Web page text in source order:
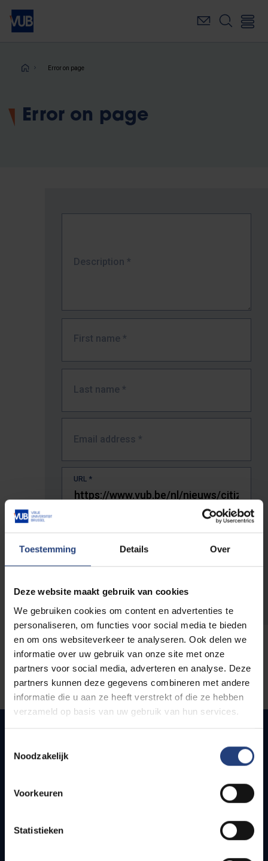
Toestemming Details Over
Deze website maakt gebruik van cookies
We gebruiken cookies om content en advertenties te
personaliseren, om functies voor social media te bieden
en om ons websiteverkeer te analyseren. Ook delen we
informatie over uw gebruik van onze site met onze
partners voor social media, adverteren en analyse. Deze
partners kunnen deze gegevens combineren met andere
informatie die u aan ze heeft verstrekt of die ze hebben
verzameld op basis van uw gebruik van hun services.
Noodzakelijk
Voorkeuren
Statistieken
Skip
main
Breadcrumb
Error on page
Error on page
Description *
First name *
Last name *
Email address *
URL *
The full URL of the page where you encountered the error.
Quick links
How to get to the VUB campuses